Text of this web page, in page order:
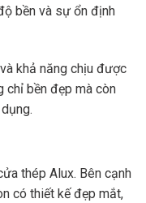
bền và sự ổn định
khả năng chịu được
chỉ bền đẹp mà còn
thép Alux. Bên cạnh
có thiết kế đẹp mắt,